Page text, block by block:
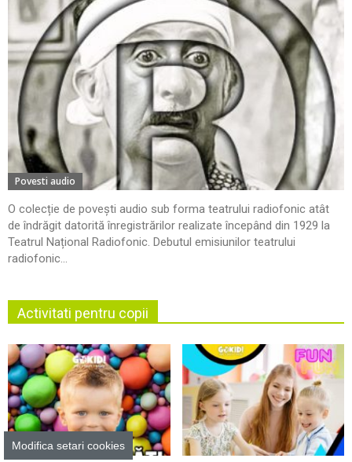
Povesti audio
O colecție de povești audio sub forma teatrului radiofonic atât
de îndrăgit datorită înregistrărilor realizate începând din 1929 la
Teatrul Național Radiofonic. Debutul emisiunilor teatrului
radiofonic...
Activitati pentru copii
Modifica setari cookies